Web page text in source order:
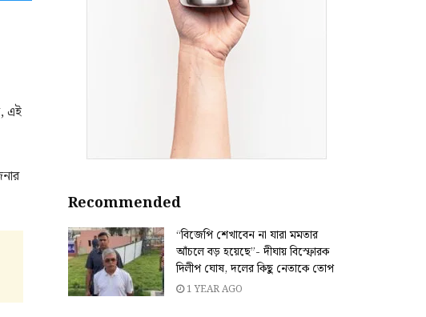
এই
Recommended
“বিজেপি শেখাবেন না যারা মমতার
আঁচলে বড় হয়েছে”- দীঘায় বিস্ফোরক
দিলীপ ঘোষ, দলের কিছু নেতাকে তোপ
1 YEAR AGO